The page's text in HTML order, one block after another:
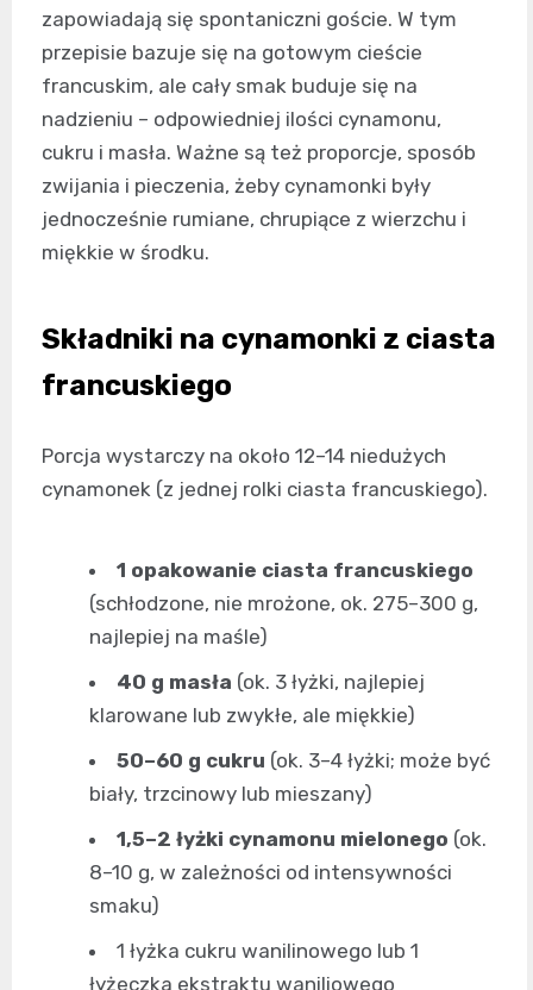
zapowiadają się spontaniczni goście. W tym
przepisie bazuje się na gotowym cieście
francuskim, ale cały smak buduje się na
nadzieniu – odpowiedniej ilości cynamonu,
cukru i masła. Ważne są też proporcje, sposób
zwijania i pieczenia, żeby cynamonki były
jednocześnie rumiane, chrupiące z wierzchu i
miękkie w środku.
Składniki na cynamonki z ciasta
francuskiego
Porcja wystarczy na około 12–14 niedużych
cynamonek (z jednej rolki ciasta francuskiego).
1 opakowanie ciasta francuskiego
(schłodzone, nie mrożone, ok. 275–300 g,
najlepiej na maśle)
40 g masła (ok. 3 łyżki, najlepiej
klarowane lub zwykłe, ale miękkie)
50–60 g cukru (ok. 3–4 łyżki; może być
biały, trzcinowy lub mieszany)
1,5–2 łyżki cynamonu mielonego (ok.
8–10 g, w zależności od intensywności
smaku)
1 łyżka cukru wanilinowego lub 1
łyżeczka ekstraktu waniliowego